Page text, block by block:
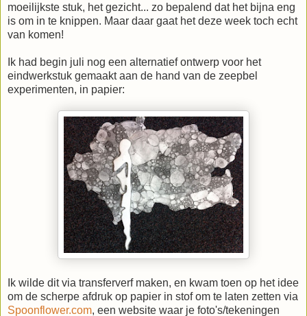
moeilijkste stuk, het gezicht... zo bepalend dat het bijna eng
is om in te knippen. Maar daar gaat het deze week toch echt
van komen!
Ik had begin juli nog een alternatief ontwerp voor het
eindwerkstuk gemaakt aan de hand van de zeepbel
experimenten, in papier:
Ik wilde dit via transferverf maken, en kwam toen op het idee
om de scherpe afdruk op papier in stof om te laten zetten via
Spoonflower.com, een website waar je foto's/tekeningen